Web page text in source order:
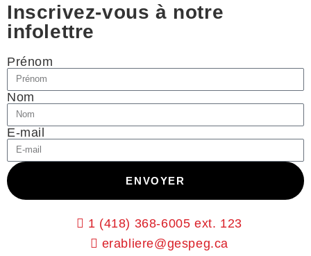
Inscrivez-vous à notre
infolettre
Prénom
Nom
E-mail
ENVOYER
1 (418) 368-6005 ext. 123
erabliere@gespeg.ca